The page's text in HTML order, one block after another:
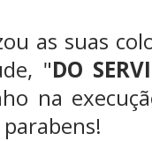
as suas
"DO
na